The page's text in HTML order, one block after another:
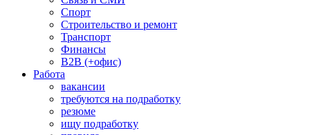
Спорт
Строительство и ремонт
Транспорт
Финансы
B2B (+офис)
Работа
вакансии
требуются на подработку
резюме
ищу подработку